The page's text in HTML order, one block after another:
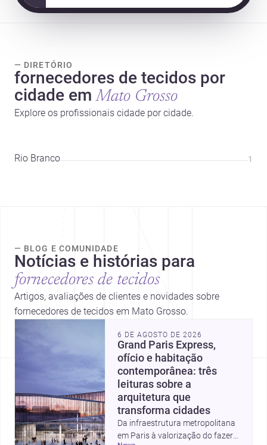
— DIRETÓRIO
fornecedores de tecidos por
cidade em Mato Grosso
Explore os profissionais cidade por cidade.
Rio Branco 1
— BLOG E COMUNIDADE
Notícias e histórias para
fornecedores de tecidos
Artigos, avaliações de clientes e novidades sobre
fornecedores de tecidos em Mato Grosso.
6 DE AGOSTO DE 2026
Grand Paris Express,
ofício e habitação
contemporânea: três
leituras sobre a
arquitetura que
transforma cidades
Da infraestrutura metropolitana
em Paris à valorização do fazer